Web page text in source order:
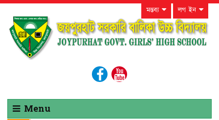
মন্তব্য লগ ইন
Menu